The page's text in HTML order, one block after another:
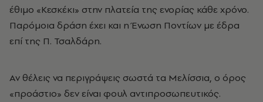
έθιμο «Κεσκέκι» στην πλατεία της ενορίας κάθε χρόνο.
Παρόμοια δράση έχει και η Ένωση Ποντίων με έδρα
επί της Π. Τσαλδάρη.
Αν θέλεις να περιγράψεις σωστά τα Μελίσσια, ο όρος
«προάστιο» δεν είναι φουλ αντιπροσωπευτικός.